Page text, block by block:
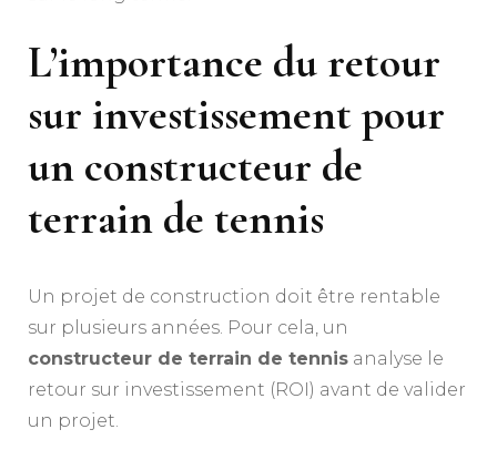
L’importance du retour
sur investissement pour
un constructeur de
terrain de tennis
Un projet de construction doit être rentable
sur plusieurs années. Pour cela, un
constructeur de terrain de tennis analyse le
retour sur investissement (ROI) avant de valider
un projet.